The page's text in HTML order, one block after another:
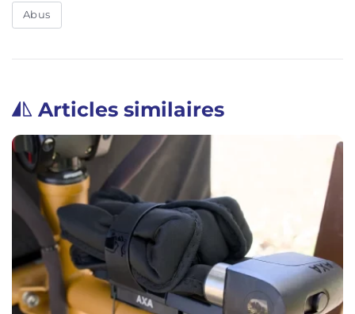
Abus
Articles similaires